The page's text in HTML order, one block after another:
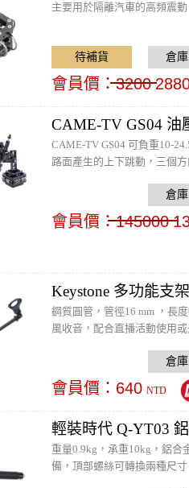
主要用於隔離汽車的高頻震
會員價：3200
CAME-TV GS04 油
CAME-TV GS04 可負重10-
路面產生的上下跳動，三個
會員價：145000
Keystone 多功能支
鋼質圓管，管徑16 mm ，長
風收音，配合直播活動使用
會員價： 640 NTD
輕裝時代 Q-YT03
重量0.9kg，承重10kg，鋁合
備，頂部螺絲可轉換兩種尺